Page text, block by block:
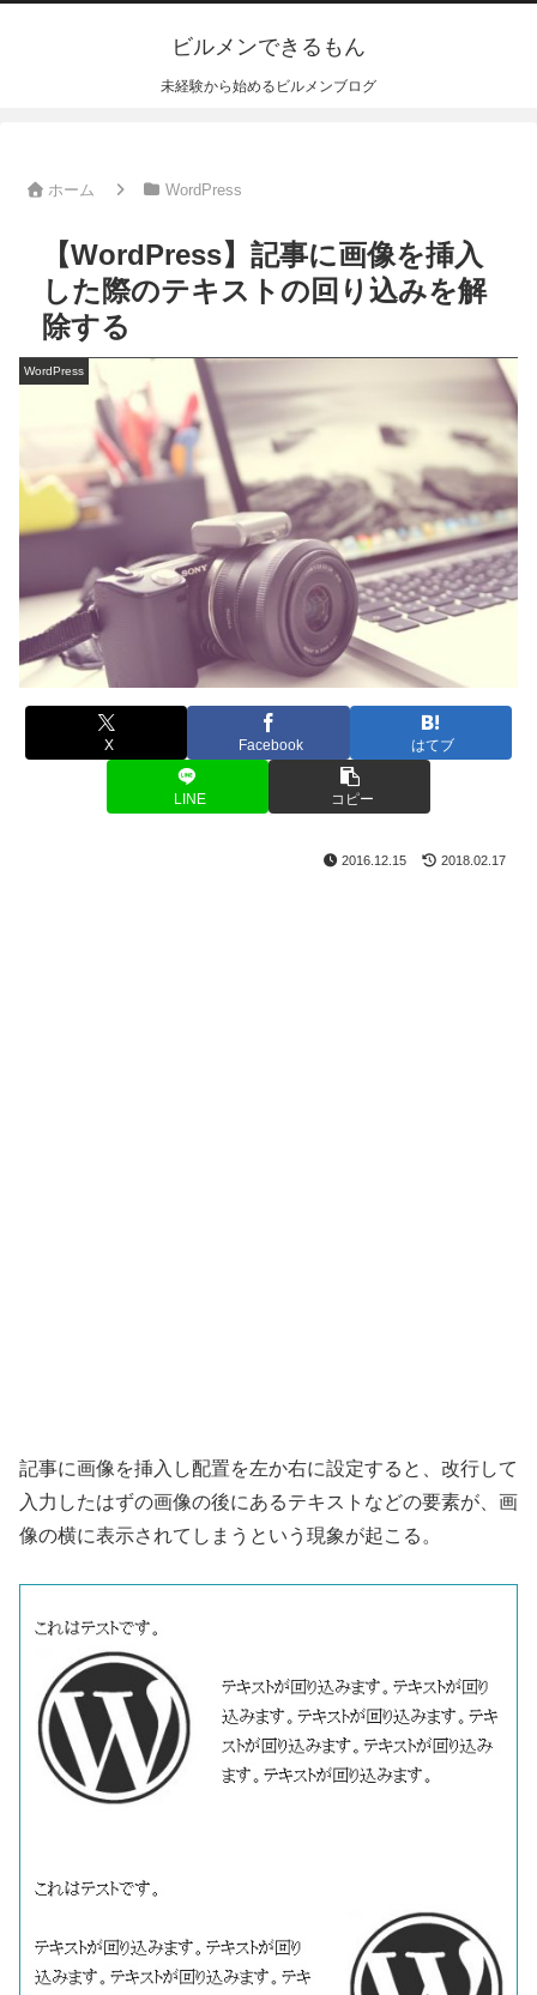
ビルメンできるもん
未経験から始めるビルメンブログ
ホーム WordPress
【WordPress】記事に画像を挿入
した際のテキストの回り込みを解
除する
WordPress
X Facebook はてブ
LINE コピー
2016.12.15 2018.02.17
記事に画像を挿入し配置を左か右に設定すると、改行して
入力したはずの画像の後にあるテキストなどの要素が、画
像の横に表示されてしまうという現象が起こる。